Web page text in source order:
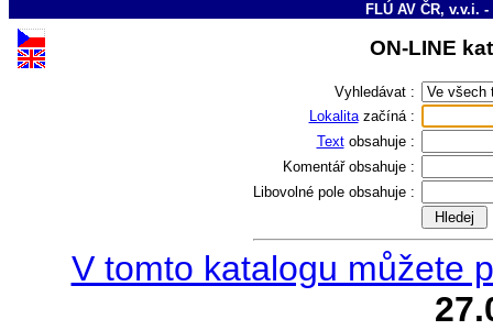
FLÚ AV ČR, v.v.i.
ON-LINE
Vyhledávat :
Lokalita začíná :
Text obsahuje :
Komentář obsahuje :
Libovolné pole obsahuje :
V tomto katalogu můžete